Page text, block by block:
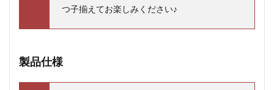
つ子揃えてお楽しみください♪
製品仕様